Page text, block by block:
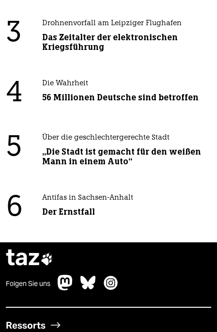
3 Drohnenvorfall am Leipziger Flughafen
Das Zeitalter der elektronischen
Kriegsführung
4 Die Wahrheit
56 Millionen Deutsche sind betroffen
5 Über die geschlechtergerechte Stadt
„Die Stadt ist gemacht für den weißen
Mann in einem Auto“
6 Antifas in Sachsen-Anhalt
Der Ernstfall
taz
Folgen Sie uns
Ressorts